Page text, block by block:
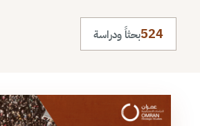
524بحثاً ودراسة